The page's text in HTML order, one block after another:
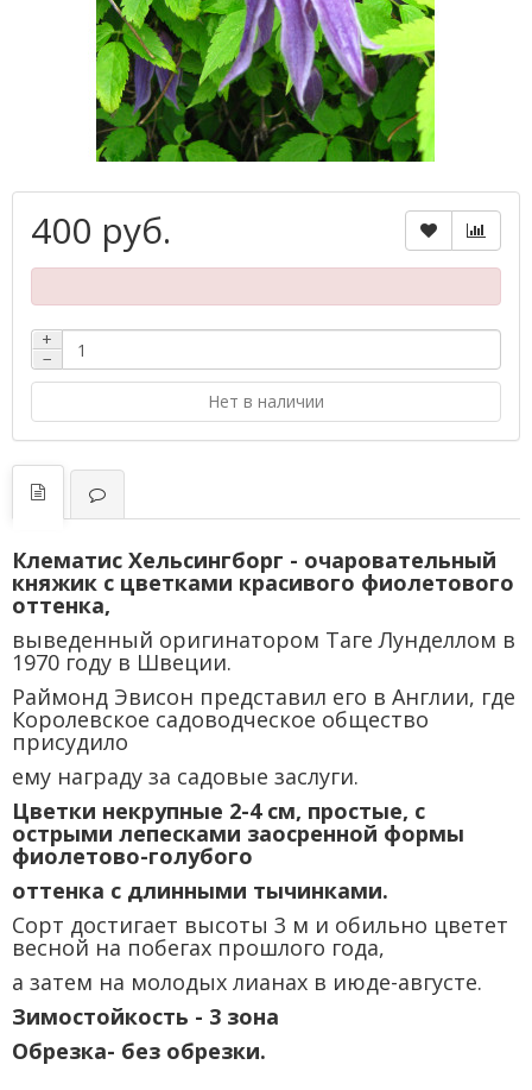
400 руб.
+
−
Нет в наличии
Клематис Хельсингборг - очаровательный
княжик с цветками красивого фиолетового
оттенка,
выведенный оригинатором Таге Лунделлом в
1970 году в Швеции.
Раймонд Эвисон представил его в Англии, где
Королевское садоводческое общество
присудило
ему награду за садовые заслуги.
Цветки некрупные 2-4 см, простые, с
острыми лепесками заосренной формы
фиолетово-голубого
оттенка с длинными тычинками.
Сорт достигает высоты 3 м и обильно цветет
весной на побегах прошлого года,
а затем на молодых лианах в июде-августе.
Зимостойкость - 3 зона
Обрезка- без обрезки.